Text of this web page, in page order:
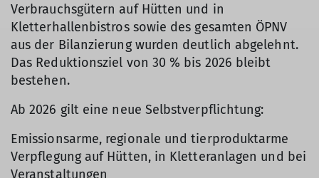
Verbrauchsgütern auf Hütten und in
Kletterhallenbistros sowie des gesamten ÖPNV
aus der Bilanzierung wurden deutlich abgelehnt.
Das Reduktionsziel von 30 % bis 2026 bleibt
bestehen.
Ab 2026 gilt eine neue Selbstverpflichtung:
Emissionsarme, regionale und tierproduktarme
Verpflegung auf Hütten, in Kletteranlagen und bei
Veranstaltungen